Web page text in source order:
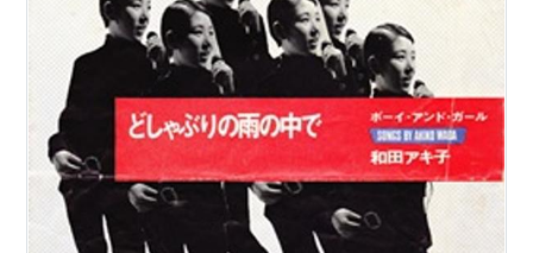
として、大阪府警捜査４課と吹田、南両署は２６
日、破産法違反（詐欺破産）容疑で、金融・不動
産グループ元代表、和田忠浩被告（７７）＝大阪
市天王寺区＝と知人のゴルフ場運営会社社長、金
人志容疑者（４３）＝松原市＝ら３人を逮捕した
と発表した。
和田容疑者は大物金融業者として知られ、平成